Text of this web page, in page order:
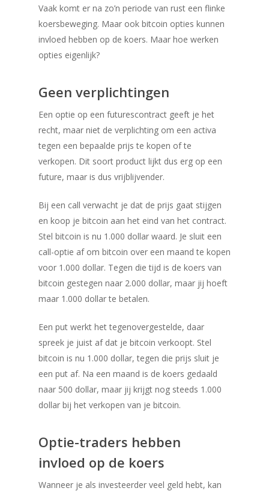
Vaak komt er na zo’n periode van rust een flinke
koersbeweging. Maar ook bitcoin opties kunnen
invloed hebben op de koers. Maar hoe werken
opties eigenlijk?
Geen verplichtingen
Een optie op een futurescontract geeft je het
recht, maar niet de verplichting om een activa
tegen een bepaalde prijs te kopen of te
verkopen. Dit soort product lijkt dus erg op een
future, maar is dus vrijblijvender.
Bij een call verwacht je dat de prijs gaat stijgen
en koop je bitcoin aan het eind van het contract.
Stel bitcoin is nu 1.000 dollar waard. Je sluit een
call-optie af om bitcoin over een maand te kopen
voor 1.000 dollar. Tegen die tijd is de koers van
bitcoin gestegen naar 2.000 dollar, maar jij hoeft
maar 1.000 dollar te betalen.
Een put werkt het tegenovergestelde, daar
spreek je juist af dat je bitcoin verkoopt. Stel
bitcoin is nu 1.000 dollar, tegen die prijs sluit je
een put af. Na een maand is de koers gedaald
naar 500 dollar, maar jij krijgt nog steeds 1.000
dollar bij het verkopen van je bitcoin.
Optie-traders hebben
invloed op de koers
Wanneer je als investeerder veel geld hebt, kan
Home
Bitcoins kopen
Bitcoin mining
Bitcoin Wallet
Calculator
Contact